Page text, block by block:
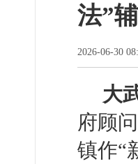
法”
2026-06-30
大
府顾
镇作“